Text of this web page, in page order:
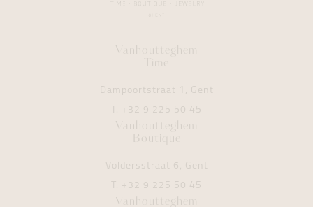
Vanhoutteghem
Time
Dampoortstraat 1, Gent
T. +32 9 225 50 45
Vanhoutteghem
Boutique
Voldersstraat 6, Gent
T. +32 9 225 50 45
Vanhoutteghem